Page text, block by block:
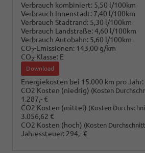
Verbrauch kombiniert: 5,50 l/100km
Verbrauch Innenstadt: 7,40 l/100km
Verbrauch Stadtrand: 5,30 l/100km
Verbrauch Landstraße:4,60 l/100km
Verbrauch Autobahn: 5,60 l/100km
CO2-Emissionen: 143,00 g/km
CO2-Klasse: E
Download
Energiekosten bei 15.000 km pro Jahr:
CO2 Kosten (niedrig) (Kosten
1.287,- €
CO2 Kosten (mittel) (Kosten
3.056,62 €
CO2 Kosten (hoch) (Kosten
Jahressteuer: 294,- €